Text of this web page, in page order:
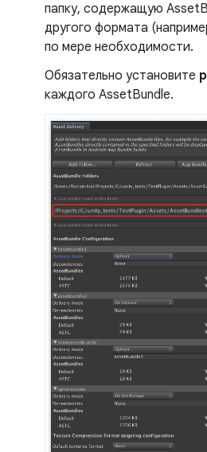
папку, содержащую
другого формата
по мере необходимости.
Обязательно установите
каждого AssetBundle.